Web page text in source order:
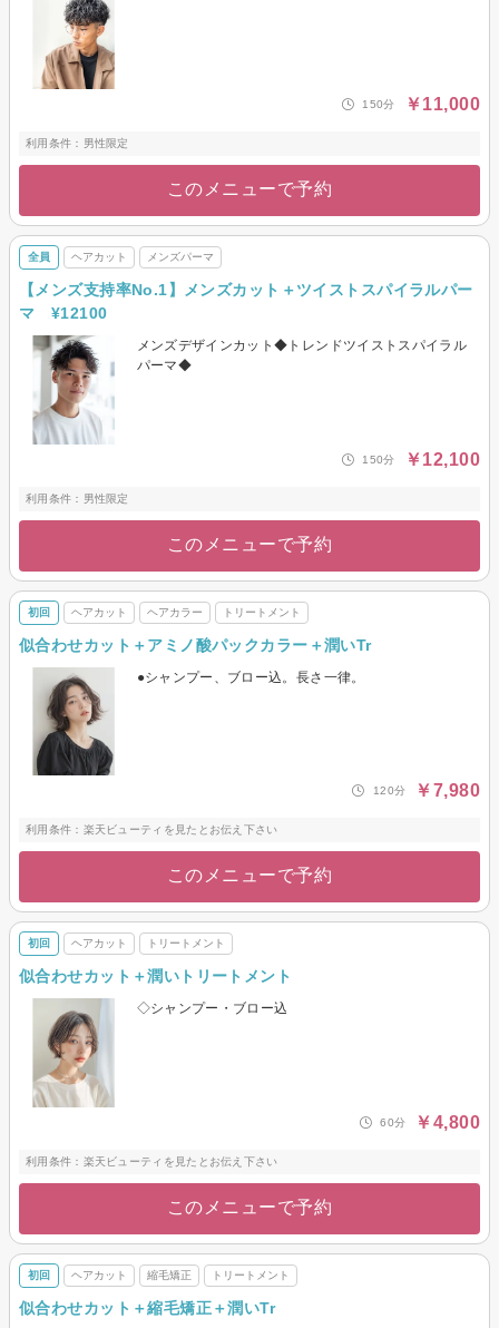
150分 ￥11,000
利用条件：男性限定
このメニューで予約
全員 ヘアカット メンズパーマ
【メンズ支持率No.1】メンズカット＋ツイストスパイラルパー
マ ¥12100
メンズデザインカット◆トレンドツイストスパイラル
パーマ◆
150分 ￥12,100
利用条件：男性限定
このメニューで予約
初回 ヘアカット ヘアカラー トリートメント
似合わせカット＋アミノ酸パックカラー＋潤いTr
●シャンプー、ブロー込。長さ一律。
120分 ￥7,980
利用条件：楽天ビューティを見たとお伝え下さい
このメニューで予約
初回 ヘアカット トリートメント
似合わせカット＋潤いトリートメント
◇シャンプー・ブロー込
60分 ￥4,800
利用条件：楽天ビューティを見たとお伝え下さい
このメニューで予約
初回 ヘアカット 縮毛矯正 トリートメント
似合わせカット＋縮毛矯正＋潤いTr